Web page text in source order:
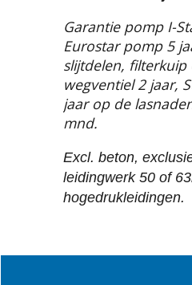
Garantie pomp I-
Eurostar pomp 5
slijtdelen, filterkuip
wegventiel 2 jaar,
jaar op de
mnd.
Excl. beton,
leidingwerk 50 of
hogedrukleidingen.